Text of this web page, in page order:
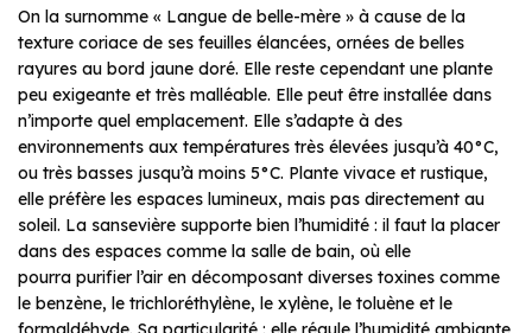
On la surnomme « Langue de belle-mère » à cause de la
texture coriace de ses feuilles élancées, ornées de belles
rayures au bord jaune doré. Elle reste cependant une plante
peu exigeante et très malléable. Elle peut être installée dans
n’importe quel emplacement. Elle s’adapte à des
environnements aux températures très élevées jusqu’à 40°C,
ou très basses jusqu’à moins 5°C. Plante vivace et rustique,
elle préfère les espaces lumineux, mais pas directement au
soleil. La sansevière supporte bien l’humidité : il faut la placer
dans des espaces comme la salle de bain, où elle
pourra purifier l’air en décomposant diverses toxines comme
le benzène, le trichloréthylène, le xylène, le toluène et le